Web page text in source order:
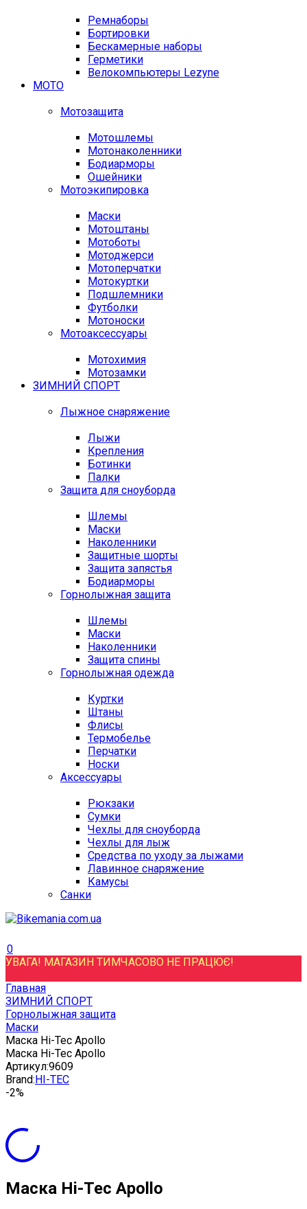
Ремнаборы
Бортировки
Бескамерные наборы
Герметики
Велокомпьютеры Lezyne
МОТО
Мотозащита
Мотошлемы
Мотонаколенники
Бодиарморы
Ошейники
Мотоэкипировка
Маски
Мотоштаны
Мотоботы
Мотоджерси
Мотоперчатки
Мотокуртки
Подшлемники
Футболки
Мотоноски
Мотоаксессуары
Мотохимия
Мотозамки
ЗИМНИЙ СПОРТ
Лыжное снаряжение
Лыжи
Крепления
Ботинки
Палки
Защита для сноуборда
Шлемы
Маски
Наколенники
Защитные шорты
Защита запястья
Бодиарморы
Горнолыжная защита
Шлемы
Маски
Наколенники
Защита спины
Горнолыжная одежда
Куртки
Штаны
Флисы
Термобелье
Перчатки
Носки
Аксессуары
Рюкзаки
Сумки
Чехлы для сноуборда
Чехлы для лыж
Средства по уходу за лыжами
Лавинное снаряжение
Камусы
Санки
0
УВАГА! МАГАЗИН ТИМЧАСОВО НЕ ПРАЦЮЄ!
Главная
ЗИМНИЙ СПОРТ
Горнолыжная защита
Маски
Маска Hi-Tec Apollo
Маска Hi-Tec Apollo
Артикул:9609
Brand:HI-TEC
-2%
Маска Hi-Tec Apollo